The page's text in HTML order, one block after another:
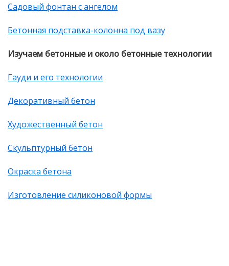
Садовый фонтан с ангелом
Бетонная подставка-колонна под вазу
Изучаем бетонные и около бетонные технологии
Гауди и его технологии
Декоративный бетон
Художественный бетон
Скульптурный бетон
Окраска бетона
Изготовление силиконовой формы